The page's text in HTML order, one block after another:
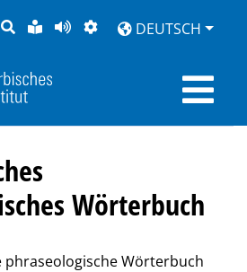
SUCHELEICHTE
SPRACHE
SEITEDARSTELLUNG
DEUTSCH
Wörterbuch
phraseologische Wörterbuch